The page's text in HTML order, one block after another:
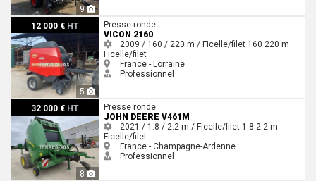
9
12 000 € HT
5
Vicon 2160
Presse ronde
VICON 2160
2009 / 160 / 220 m / Ficelle/filet 160 220 m
Ficelle/filet
France - Lorraine
Professionnel
32 000 € HT
8
John Deere V461M
Presse ronde
JOHN DEERE V461M
2021 / 1.8 / 2.2 m / Ficelle/filet 1.8 2.2 m
Ficelle/filet
France - Champagne-Ardenne
Professionnel